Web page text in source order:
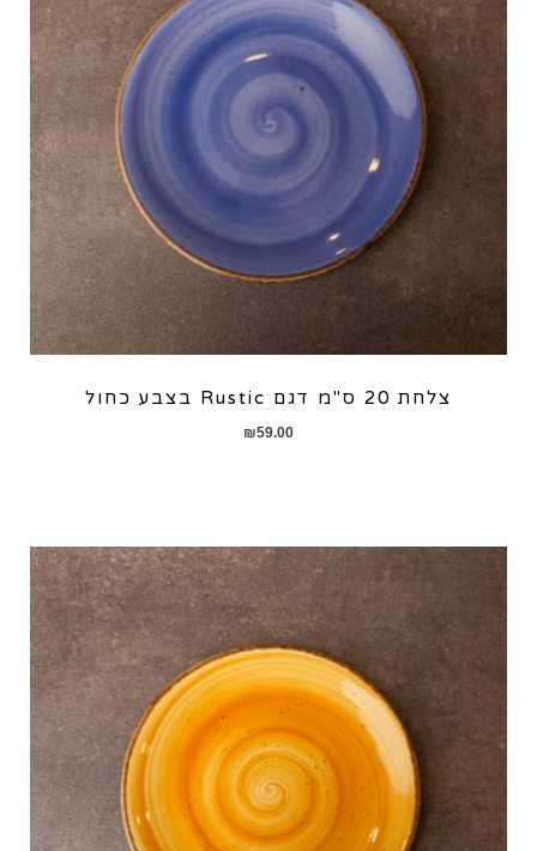
צלחת 20 ס"מ דגם Rustic בצבע כחול
₪59.00